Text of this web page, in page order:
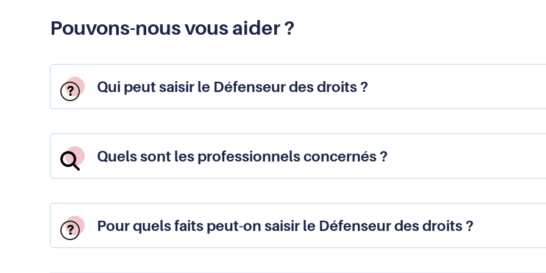
Pouvons-nous vous aider ?
Qui peut saisir le Défenseur des droits ?
Quels sont les professionnels concernés ?
Pour quels faits peut-on saisir le Défenseur des droits ?